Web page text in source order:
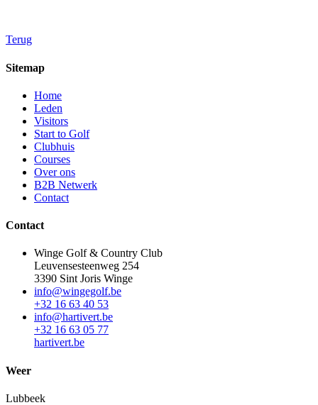
Terug
Sitemap
Home
Leden
Visitors
Start to Golf
Clubhuis
Courses
Over ons
B2B Netwerk
Contact
Contact
Winge Golf & Country Club
Leuvensesteenweg 254
3390 Sint Joris Winge
info@wingegolf.be
+32 16 63 40 53
info@hartivert.be
+32 16 63 05 77
hartivert.be
Weer
Lubbeek